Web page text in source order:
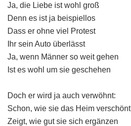
Ja, die Liebe ist wohl groß
Denn es ist ja beispiellos
Dass er ohne viel Protest
Ihr sein Auto überlässt
Ja, wenn Männer so weit gehen
Ist es wohl um sie geschehen
Doch er wird ja auch verwöhnt:
Schon, wie sie das Heim verschönt
Zeigt, wie gut sie sich ergänzen